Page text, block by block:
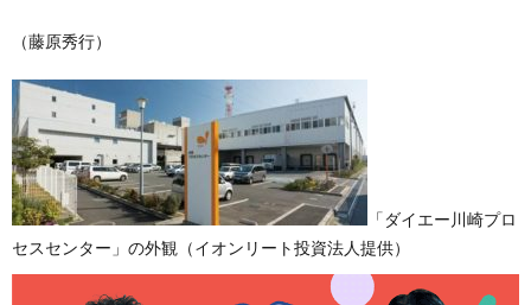
（藤原秀行）
「ダイエー川崎プロ
セスセンター」の外観（イオンリート投資法人提供）